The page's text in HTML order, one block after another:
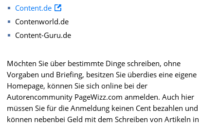
Content.de
Contenworld.de
Content-Guru.de
Möchten Sie über bestimmte Dinge schreiben, ohne
Vorgaben und Briefing, besitzen Sie überdies eine eigene
Homepage, können Sie sich online bei der
Autorencommunity PageWizz.com anmelden. Auch hier
müssen Sie für die Anmeldung keinen Cent bezahlen und
können nebenbei Geld mit dem Schreiben von Artikeln in